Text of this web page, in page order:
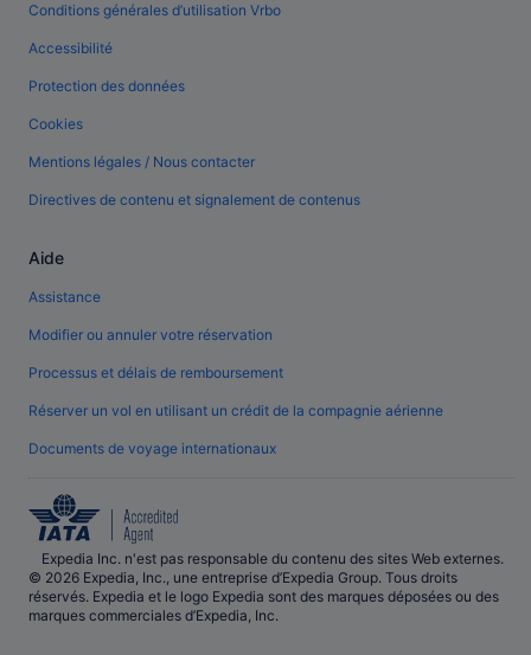
Conditions générales d’utilisation Vrbo
Accessibilité
Protection des données
Cookies
Mentions légales / Nous contacter
Directives de contenu et signalement de contenus
Aide
Assistance
Modifier ou annuler votre réservation
Processus et délais de remboursement
Réserver un vol en utilisant un crédit de la compagnie aérienne
Documents de voyage internationaux
Expedia Inc. n'est pas responsable du contenu des sites Web externes.
© 2026 Expedia, Inc., une entreprise d’Expedia Group. Tous droits
réservés. Expedia et le logo Expedia sont des marques déposées ou des
marques commerciales d’Expedia, Inc.